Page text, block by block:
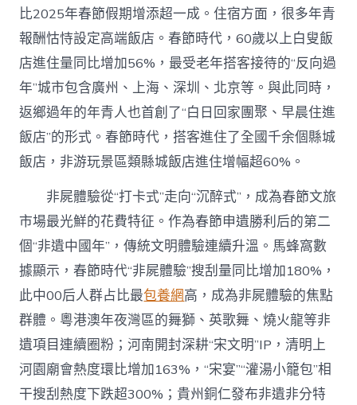
比2025年春節假期增添超一成。住宿方面，很多年青
報酬怙恃設定高端飯店。春節時代，60歲以上白叟飯
店進住量同比增加56%，最受老年搭客接待的“反向過
年”城市包含廣州、上海、深圳、北京等。與此同時，
返鄉過年的年青人也首創了“白日回家團聚、早晨住進
飯店”的形式。春節時代，搭客進住了全國千余個縣城
飯店，非游玩景區類縣城飯店進住增幅超60%。
非屍體驗從“打卡式”走向“沉醉式”，成為春節文旅
市場最光鮮的花費特征。作為春節申遺勝利后的第二
個“非遺中國年”，傳統文明體驗連續升溫。馬蜂窩數
據顯示，春節時代“非屍體驗”搜刮量同比增加180%，
此中00后人群占比最包養網高，成為非屍體驗的焦點
群體。粵港澳年夜灣區的舞獅、英歌舞、燒火龍等非
遺項目連續圈粉；河南開封深耕“宋文明”IP，清明上
河園廟會熱度環比增加163%，“宋宴”“灌湯小籠包”相
干搜刮熱度下跌超300%；貴州銅仁發布非遺非分特